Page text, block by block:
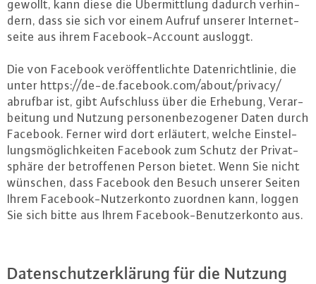
gewollt, kann diese die Über­mitt­lung dadurch ver­hin­
dern, dass sie sich vor einem Aufruf unserer In­ter­net­
sei­te aus ihrem Face­book-Ac­count ausloggt.
Die von Facebook ver­öf­fent­lich­te Da­ten­richt­li­nie, die
unter https://​de-​de.​facebook.​com/​about/​privacy/
abrufbar ist, gibt Auf­schluss über die Erhebung, Ver­ar­
bei­tung und Nutzung per­so­nen­be­zo­ge­ner Daten durch
Facebook. Ferner wird dort erläutert, welche Ein­stel­
lungs­mög­lich­kei­ten Facebook zum Schutz der Pri­vat­
sphä­re der be­trof­fe­nen Person bietet. Wenn Sie nicht
wünschen, dass Facebook den Besuch unserer Seiten
Ihrem Face­book-Nut­zer­kon­to zuordnen kann, loggen
Sie sich bitte aus Ihrem Face­book-Be­nut­zer­kon­to aus.
Da­ten­schutz­er­klä­rung für die Nutzung